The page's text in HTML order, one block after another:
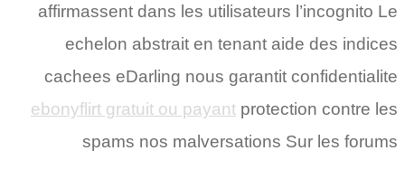
affirmassent dans les utilisateurs l’incognito Le
echelon abstrait en tenant aide des indices
cachees eDarling nous garantit confidentialite
ebonyflirt gratuit ou payant protection contre les
spams nos malversations Sur les forums